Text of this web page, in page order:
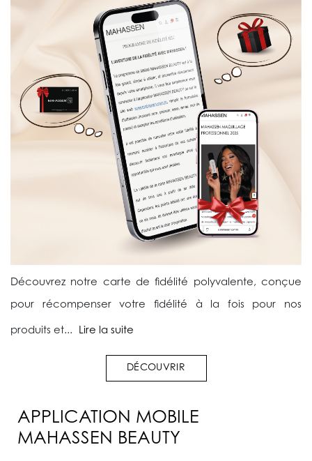
Découvrez notre carte de fidélité polyvalente, conçue
pour récompenser votre fidélité à la fois pour nos
produits et... Lire la suite
DÉCOUVRIR
APPLICATION MOBILE
MAHASSEN BEAUTY